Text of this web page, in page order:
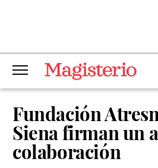
Fundación
Siena firman un
colaboración